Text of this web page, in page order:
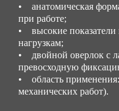
• анатомическая
при работе;
• высокие
нагрузкам;
• двойной оверлок с
превосходную
• область
механических работ).